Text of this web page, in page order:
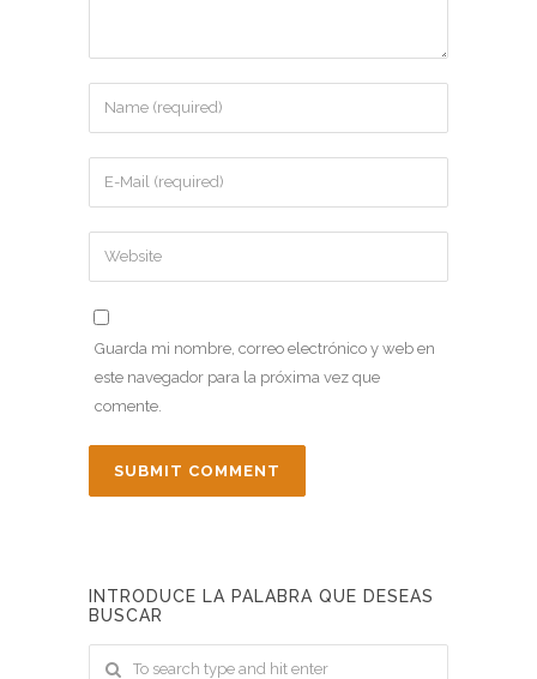
Guarda mi nombre, correo electrónico y web en
este navegador para la próxima vez que
comente.
INTRODUCE LA PALABRA QUE DESEAS
BUSCAR